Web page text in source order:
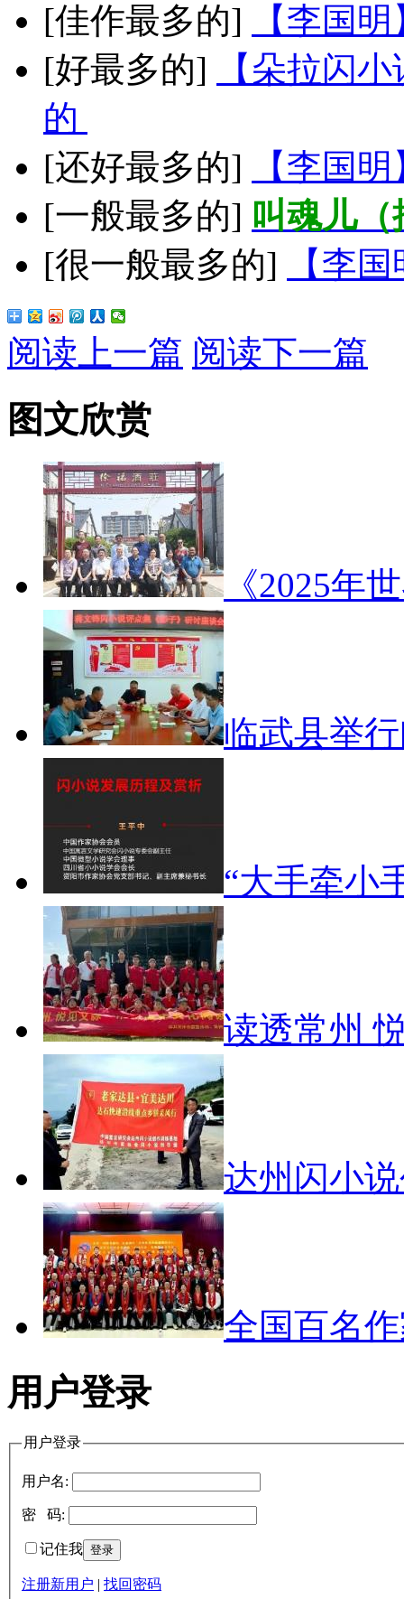
[佳作最多的]
【李国
[好最多的]
【朵拉闪
的
[还好最多的]
【李国
[一般最多的] 叫魂儿
[很一般最多的]
【李
阅读上一篇 阅读下一篇
图文欣赏
《2025年
临武县举
“大手牵小
读透常州
达州闪小
全国百名
用户登录
用户登录
用户名:
密 码:
记住我
注册新用户 | 找回密码